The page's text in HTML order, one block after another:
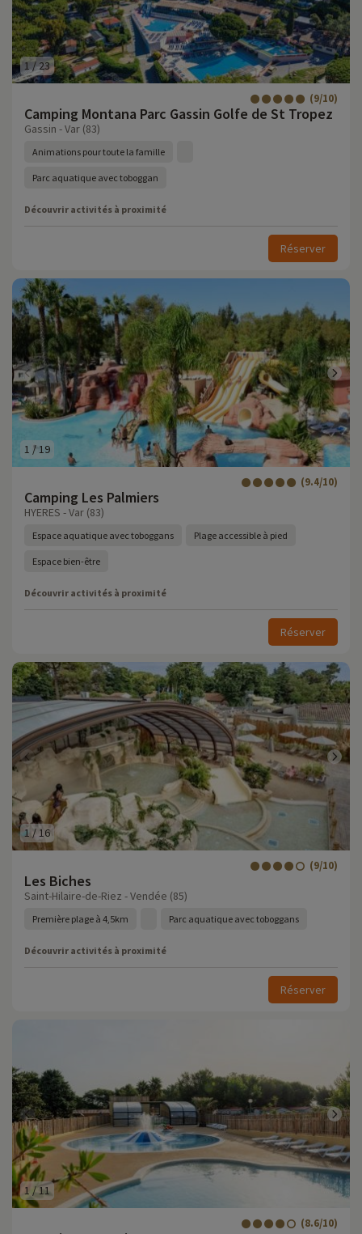
1 /23
Camping Montana Parc Gassin Golfe de St Tropez
(9/10)
Gassin - Var (83)
Animations pour toute la famille
Parc aquatique avec toboggan
Découvrir activités à proximité
Réserver
1 /19
Camping Les Palmiers
(9.4/10)
HYERES - Var (83)
Espace aquatique avec toboggans Plage accessible à pied
Espace bien-être
Découvrir activités à proximité
Réserver
1 /16
Les Biches
(9/10)
Saint-Hilaire-de-Riez - Vendée (85)
Première plage à 4,5km Parc aquatique avec toboggans
Découvrir activités à proximité
Réserver
1 /11
(8.6/10)